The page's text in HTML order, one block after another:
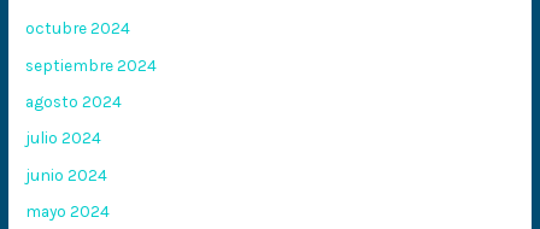
octubre 2024
septiembre 2024
agosto 2024
julio 2024
junio 2024
mayo 2024